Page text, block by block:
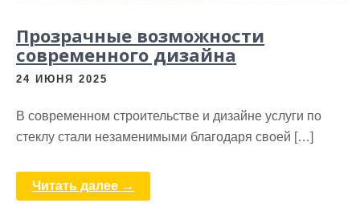
Прозрачные возможности
современного дизайна
24 ИЮНЯ 2025
В современном строительстве и дизайне услуги по
стеклу стали незаменимыми благодаря своей […]
Читать далее →